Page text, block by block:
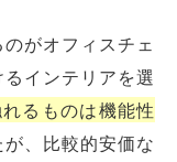
がオフィスチェ
インテリアを選
るものは機能性
、比較的安価な